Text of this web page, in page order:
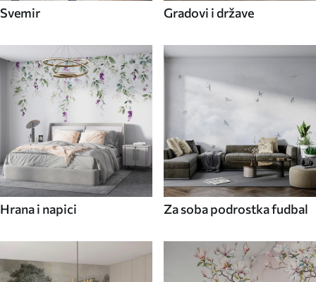
Svemir Gradovi i države
Hrana i napici Za soba podrostka fudbal